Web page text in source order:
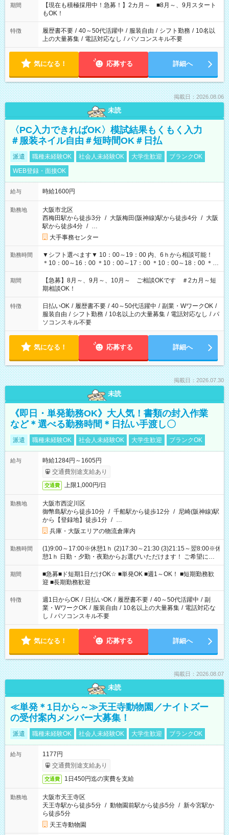
たくない」 など、ご希望を教えてくださいね。 ※Wワーク希望
の方へ 今ご覧のお仕事で希望する勤務時間と、もう1つのお仕事
の勤務時間。 合計で週40時間を超える場合は応募できません。
期間
【現在も積極採用中！急募！】2カ月～ ■8月～、9月スタート
もOK！
特徴 履歴書不要 / 40～50代活躍中 / 服装自由 / シフト勤務 / 10名以
上の大量募集 / 電話対応なし / パソコンスキル不要
気になる！ 応募する 詳細へ
掲載日：2026.08.06
未読
〈PC入力できればOK〉模試結果もくもく入力
＃服装ネイル自由＃短時間OK＃日払
派遣 職種未経験OK 社会人未経験OK 大学生歓迎
ブランクOK
WEB登録・面接OK
給与 時給1600円
勤務地
大阪市北区
西梅田駅から徒歩3分 / 大阪梅田(阪神線)駅から徒歩4分 / 大阪
駅から徒歩4分 / …
大手事務センター
勤務時間
▼シフト選べます▼ 10：00～19：00 内、6ｈから相談可能！
＊10：00～16：00 ＊10：00～17：00 ＊10：00～18：00 ＊
11：00～19：00 ＊12：00～19：00 ＊13：00～19：00
期間
【急募】8月～、9月～、10月～ ご相談OKです ＃2カ月～短
期相談OK！
特徴 日払いOK / 履歴書不要 / 40～50代活躍中 / 副業・WワークOK /
服装自由 / シフト勤務 / 10名以上の大量募集 / 電話対応なし / パ
ソコンスキル不要
気になる！ 応募する 詳細へ
掲載日：2026.07.30
未読
《即日・単発勤務OK》大人気！書類の封入作業
など＊選べる勤務時間＊日払い手渡し〇
派遣 職種未経験OK 社会人未経験OK 大学生歓迎 ブランクOK
給与
時給1284円～1605円
交通費別途支給あり
交通費 上限1,000円/日
勤務地
大阪市西淀川区
御幣島駅から徒歩10分 / 千船駅から徒歩12分 / 尼崎(阪神線)駅
から【登録地】徒歩1分 / …
兵庫・大阪エリアの物流倉庫内
勤務時間
(1)9:00～17:00※休憩1ｈ (2)17:30～21:30 (3)21:15～翌8:00※休
憩1ｈ 日勤・夕勤・夜勤からお選びいただけます！ ご希望に合
わせて働けるお仕事です(*^^*) 【その他選べる勤務時間】 8-17
時/9-17時/9-18時/10-18時/11-21時/18-22時/20-翌4時/21-翌5
時/22-翌6時/0-翌8時 ご自身のご都合で選んで頂ける完全自由シ
フト！
期間
■急募■ド短期1日だけOK☆ ■単発OK ■週1～OK！ ■短期勤務歓
迎 ■長期勤務歓迎
特徴 週1日からOK / 日払いOK / 履歴書不要 / 40～50代活躍中 / 副
業・WワークOK / 服装自由 / 10名以上の大量募集 / 電話対応な
し / パソコンスキル不要
気になる！ 応募する 詳細へ
掲載日：2026.08.07
未読
≪単発＊1日から～≫天王寺動物園／ナイトズー
の受付案内メンバー大募集！
派遣 職種未経験OK 社会人未経験OK 大学生歓迎 ブランクOK
給与
1177円
交通費別途支給あり
交通費 1日450円迄の実費を支給
勤務地
大阪市天王寺区
天王寺駅から徒歩5分 / 動物園前駅から徒歩5分 / 新今宮駅か
ら徒歩5分
天王寺動物園